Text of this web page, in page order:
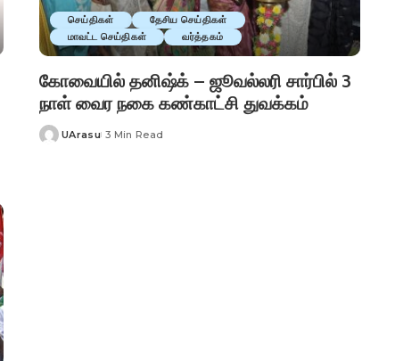
செய்திகள்
தேசிய செய்திகள்
மாவட்ட செய்திகள்
வர்த்தகம்
கோவையில் தனிஷ்க் – ஜூவல்லரி சார்பில் 3
நாள் வைர நகை கண்காட்சி துவக்கம்
Posted
UArasu 3 Min Read